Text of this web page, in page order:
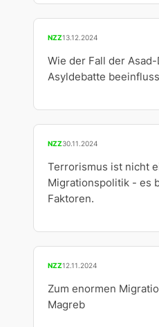
NZZ13.12.2024
Wie der Fall der
Asyldebatte
NZZ30.11.2024
Terrorismus ist nicht
Migrationspolitik - es
Faktoren.
NZZ12.11.2024
Zum enormen
Magreb